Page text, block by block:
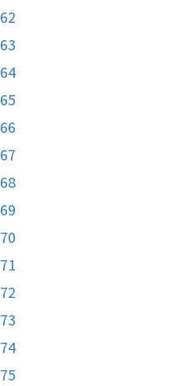
62
63
64
65
66
67
68
69
70
71
72
73
74
75